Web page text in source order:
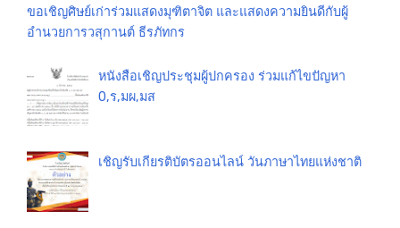
ขอเชิญศิษย์เก่าร่วมแสดงมุฑิตาจิต และแสดงความยินดีกับผู้
อำนวยการวสุกานต์ ธีรภัทกร
หนังสือเชิญประชุมผู้ปกครอง ร่วมแก้ไขปัญหา
0,ร,มผ,มส
เชิญรับเกียรติบัตรออนไลน์ วันภาษาไทยแห่งชาติ